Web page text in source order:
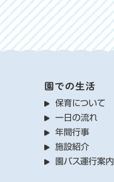
園での生活
保育について
一日の流れ
年間行事
施設紹介
園バス運行案内